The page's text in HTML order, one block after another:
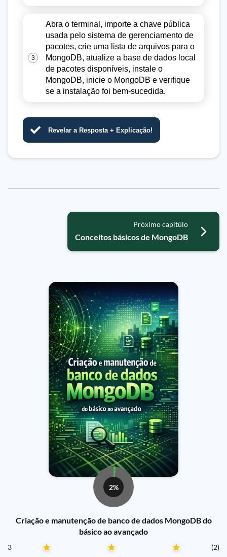
3
Abra o terminal, importe a chave pública
usada pelo sistema de gerenciamento de
pacotes, crie uma lista de arquivos para o
MongoDB, atualize a base de dados local
de pacotes disponíveis, instale o
MongoDB, inicie o MongoDB e verifique
se a instalação foi bem-sucedida.
Revelar a Resposta + Explicação!
Próximo capitúlo
Conceitos básicos de MongoDB
2%
Criação e manutenção de banco de dados MongoDB do
básico ao avançado
3
(2)